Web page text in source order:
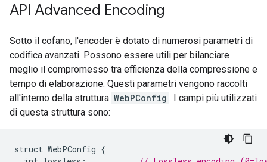
API Advanced Encoding
Sotto il cofano, l'encoder è dotato di numerosi parametri di
codifica avanzati. Possono essere utili per bilanciare
meglio il compromesso tra efficienza della compressione e
tempo di elaborazione. Questi parametri vengono raccolti
all'interno della struttura WebPConfig . I campi più utilizzati
di questa struttura sono:
struct WebPConfig {